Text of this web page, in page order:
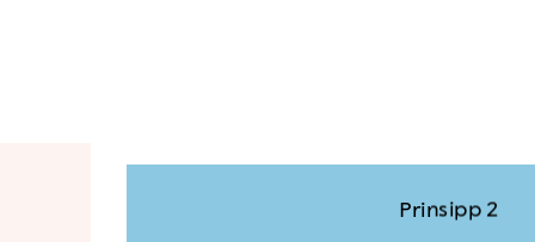
Prinsipp 2